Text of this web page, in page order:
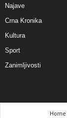
Najave
Crna Kronika
Kultura
Sport
Zanimljivosti
Home